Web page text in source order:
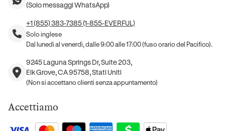
(Solo messaggi WhatsApp)
+1 (855) 383-7385 (1-855-EVERFUL)
Solo inglese
Dal lunedì al venerdì, dalle 9:00 alle 17:00 (fuso orario del Pacifico).
9245 Laguna Springs Dr, Suite 203,
Elk Grove, CA 95758, Stati Uniti
(Non si accettano clienti senza appuntamento)
Accettiamo